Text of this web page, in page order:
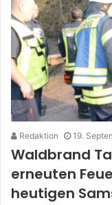
Redaktion 19.
Waldbrand
erneuten
heutigen